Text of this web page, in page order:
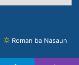
Roman ba Nasaun